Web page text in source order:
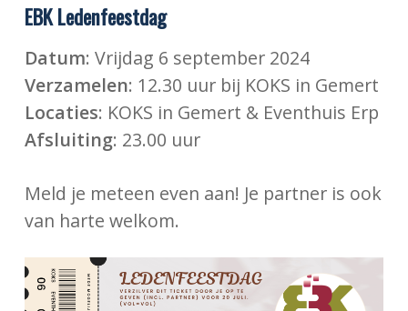
EBK Ledenfeestdag
Datum: Vrijdag 6 september 2024
Verzamelen: 12.30 uur bij KOKS in Gemert
Locaties: KOKS in Gemert & Eventhuis Erp
Afsluiting: 23.00 uur
Meld je meteen even aan! Je partner is ook
van harte welkom.